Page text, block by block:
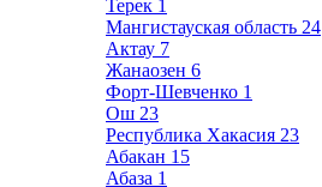
Терек 1
Мангистауская область 24
Актау 7
Жанаозен 6
Форт-Шевченко 1
Ош 23
Республика Хакасия 23
Абакан 15
Абаза 1